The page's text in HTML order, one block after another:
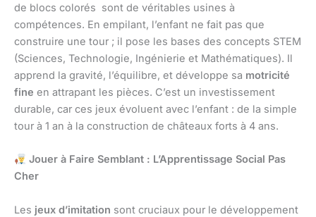
de blocs colorés sont de véritables usines à
compétences. En empilant, l’enfant ne fait pas que
construire une tour ; il pose les bases des concepts STEM
(Sciences, Technologie, Ingénierie et Mathématiques). Il
apprend la gravité, l’équilibre, et développe sa motricité
fine en attrapant les pièces. C’est un investissement
durable, car ces jeux évoluent avec l’enfant : de la simple
tour à 1 an à la construction de châteaux forts à 4 ans.
Jouer à Faire Semblant : L’Apprentissage Social Pas
Cher
Les jeux d’imitation sont cruciaux pour le développement